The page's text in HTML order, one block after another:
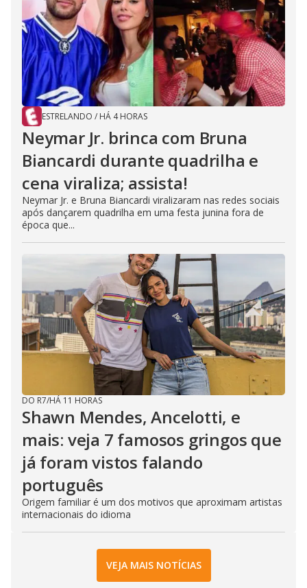
ESTRELANDO / HÁ 4 HORAS
Neymar Jr. brinca com Bruna
Biancardi durante quadrilha e
cena viraliza; assista!
Neymar Jr. e Bruna Biancardi viralizaram nas redes sociais
após dançarem quadrilha em uma festa junina fora de
época que...
DO R7/HÁ 11 HORAS
Shawn Mendes, Ancelotti, e
mais: veja 7 famosos gringos que
já foram vistos falando
português
Origem familiar é um dos motivos que aproximam artistas
internacionais do idioma
VEJA MAIS NOTÍCIAS